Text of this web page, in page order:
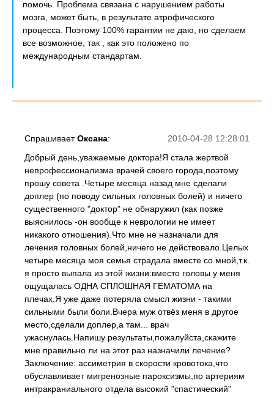
помочь. Проблема связана с нарушением работы
мозга, может быть, в результате атрофического
процесса. Поэтому 100% гарантии не даю, но сделаем
все возможное, так , как это положено по
международным стандартам.
2010-04-28 12:28:01
СпрашиваетОксана:
Добрый день,уважаемые доктора!Я стала жертвой
непрофессионализма врачей своего города,поэтому
прошу совета .Четыре месяца назад мне сделали
доплер (по поводу сильных головных болей) и ничего
существенного "доктор" не обнаружил (как позже
выяснилось -он вообще к неврологии не имеет
никакого отношения).Что мне не назначали для
лечения головных болей,ничего не действовало.Целых
четыре месяца моя семья страдала вместе со мной,т.к.
я просто выпала из этой жизни:вместо головы у меня
ощущалась ОДНА СПЛОШНАЯ ГЕМАТОМА на
плечах.Я уже даже потеряла смысл жизни - такими
сильными были боли.Вчера муж отвёз меня в другое
место,сделали доплер,а там... врач
ужаснулась.Напишу результаты,пожалуйста,скажите
мне правильно ли на этот раз назначили лечение?
Заключение: ассиметрия в скорости кровотока,что
обуславливает мигренозные пароксизмы,по артериям
интракраниального отдела высокий "спастический"